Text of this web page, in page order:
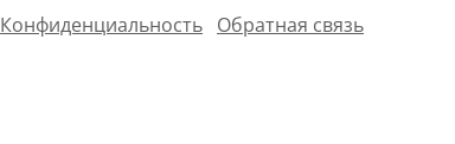
Конфиденциальность Обратная связь